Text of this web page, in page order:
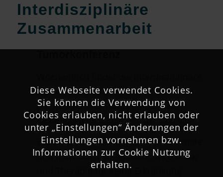
Interdisziplinäre
Zusammenarbeit
Tumorkonferenz des
Lungenkrebszentrums Lippe statt,
aktuell jeweils dienstags um 8.00 Uhr.
Ziel ist es, dem Patienten eine optimale
und individuell angepasste Diagnostik
und Therapie für seine Erkrankung
Diese Webseite verwendet Cookies.
Sie können die Verwendung von
Cookies erlauben, nicht erlauben oder
unter „Einstellungen“ Änderungen der
Einstellungen vornehmen bzw.
Informationen zur Cookie Nutzung
erhalten.